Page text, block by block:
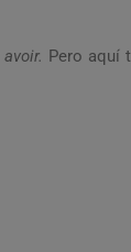
avoir. Pero aquí